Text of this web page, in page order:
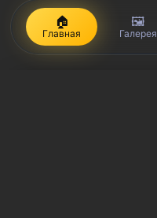
🏠
Главная
🖼️
Галерея